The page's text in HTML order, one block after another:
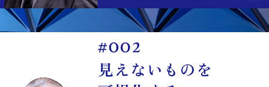
見えないものを